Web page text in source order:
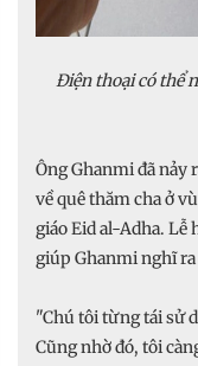
Điện thoại có thể
Ông Ghanmi đã nảy
về quê thăm cha ở
giáo Eid al-Adha.
giúp Ghanmi nghĩ ra
"Chú tôi từng tái sử
Cũng nhờ đó, tôi